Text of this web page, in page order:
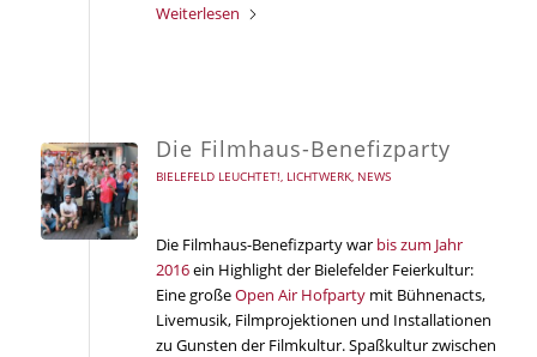
Weiterlesen
Die Filmhaus-Benefizparty
BIELEFELD LEUCHTET! LICHTWERK, NEWS
Die Filmhaus-Benefizparty war bis zum Jahr
2016ein Highlight der Bielefelder Feierkultur:
Eine großeOpen Air Hofpartymit Bühnenacts,
Livemusik, Filmprojektionen und Installationen
zu Gunsten der Filmkultur. Spaßkultur zwischen